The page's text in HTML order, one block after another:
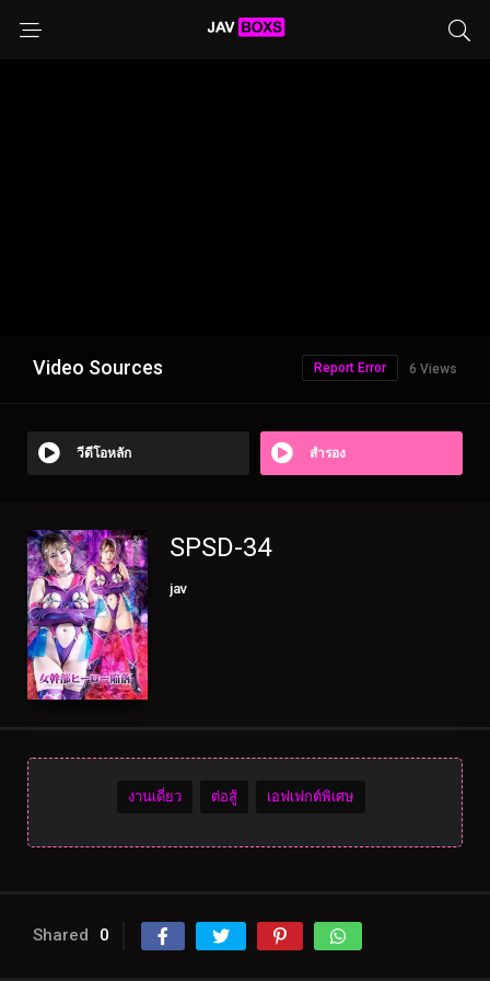
Video Sources 6 Views
Report Error
วีดีโอหลัก สำรอง
SPSD-34
jav
งานเดี่ยว ต่อสู้ เอฟเฟกต์พิเศษ
Shared 0